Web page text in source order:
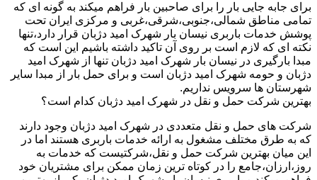
برای جابه جایی بار را برای صاحبین بار فراهم میکند به گونه ای که
تمامی مناطق شمالی،جنوبی،شرقی،غربی و مرکزی ایران تحت
پوشش خدمات باربری نیسان بار شهرک امید دژبان قرار دارد،تنها
نکته ای که لازم است بر روی آن تاکید داشته باشیم این است که
مبدا بارگیری در نیسان بار شهرک امید دژبان تنها از شهرک امید
دژبان و حومه شهرک امید دژبان است و برای حمل بار از مبدا سایر
شهرستان ها سرویس نداریم.
بهترین شرکت حمل و نقل در شهرک امید دژبان کدام است؟
شرکت های حمل و نقل متعددی در شهرک امید دژبان وجود دارند
که به طرق مختلف مشغول به ارائه خدمات باربری هستند اما در
این میان بهترین شرکت حمل و نقل،شرکتیست که خدمات به
روز،ارزان،جامع را در کوتاه ترین زمان ممکن برای مشتریان خود